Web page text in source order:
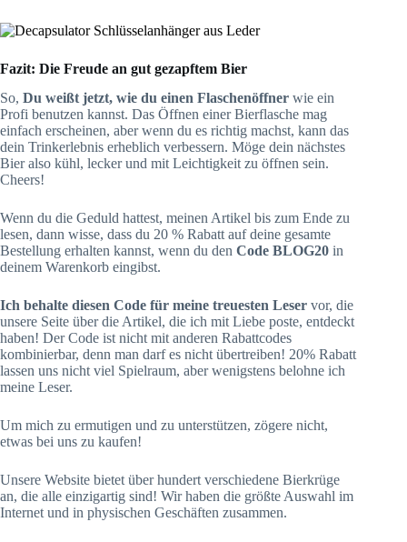
Fazit: Die Freude an gut gezapftem Bier
So, Du weißt jetzt, wie du einen Flaschenöffner wie ein
Profi benutzen kannst. Das Öffnen einer Bierflasche mag
einfach erscheinen, aber wenn du es richtig machst, kann das
dein Trinkerlebnis erheblich verbessern. Möge dein nächstes
Bier also kühl, lecker und mit Leichtigkeit zu öffnen sein.
Cheers!
Wenn du die Geduld hattest, meinen Artikel bis zum Ende zu
lesen, dann wisse, dass du 20 % Rabatt auf deine gesamte
Bestellung erhalten kannst, wenn du den Code BLOG20 in
deinem Warenkorb eingibst.
Ich behalte diesen Code für meine treuesten Leser vor, die
unsere Seite über die Artikel, die ich mit Liebe poste, entdeckt
haben! Der Code ist nicht mit anderen Rabattcodes
kombinierbar, denn man darf es nicht übertreiben! 20% Rabatt
lassen uns nicht viel Spielraum, aber wenigstens belohne ich
meine Leser.
Um mich zu ermutigen und zu unterstützen, zögere nicht,
etwas bei uns zu kaufen!
Unsere Website bietet über hundert verschiedene Bierkrüge
an, die alle einzigartig sind! Wir haben die größte Auswahl im
Internet und in physischen Geschäften zusammen.